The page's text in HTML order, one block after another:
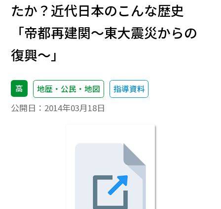
たか？近代日本のこんな歴史
「帝都再建関～東大震災からの
復興～」
高 地歴・公民・地図 指導資料
公開日： 2014年03月18日